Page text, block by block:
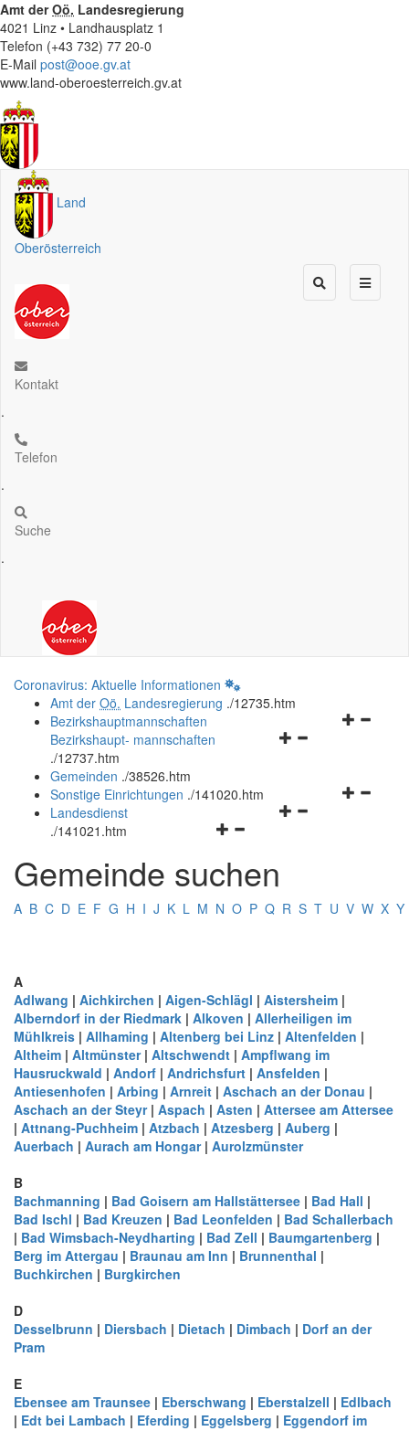
Amt derOö. Landesregierung
4021 Linz • Landhausplatz 1
Telefon (+43 732) 77 20-0
E-Mail post@ooe.gv.at
www.land-oberoesterreich.gv.at
Land
Oberösterreich
Kontakt
.
Telefon
.
Suche
.
Coronavirus: Aktuelle Informationen
Amt der Oö. Landesregierung ./12735.htm
Navigationsmenü
Bezirkshauptmannschaften
Bezirkshaupt- mannschaften
./12737.htm
Gemeinden ./38526.htm
Navigationsmenü
Sonstige Einrichtungen ./141020.htm
Navigationsmenü
und
schließen
Landesdienst
./141021.htm
Gemeinde suchen
A B C D E F G H I J K L M N O P Q R S T U V W X Y
A
Adlwang | Aichkirchen | Aigen-Schlägl | Aistersheim |
Alberndorf in der Riedmark | Alkoven | Allerheiligen im
Mühlkreis | Allhaming | Altenberg bei Linz | Altenfelden |
Altheim | Altmünster| Altschwendt | Ampflwang im
Hausruckwald | Andorf | Andrichsfurt | Ansfelden |
Antiesenhofen | Arbing | Arnreit | Aschach an der Donau |
Aschach an der Steyr| Aspach | Asten | Attersee am Attersee
| Attnang-Puchheim | Atzbach | Atzesberg | Auberg |
Auerbach | Aurach am Hongar| Aurolzmünster
B
Bachmanning | Bad Goisern am Hallstättersee | Bad Hall |
Bad Ischl | Bad Kreuzen | Bad Leonfelden | Bad Schallerbach
| Bad Wimsbach-Neydharting | Bad Zell | Baumgartenberg |
Berg im Attergau | Braunau am Inn | Brunnenthal |
Buchkirchen | Burgkirchen
D
Desselbrunn | Diersbach | Dietach | Dimbach | Dorf an der
Pram
E
Ebensee am Traunsee | Eberschwang | Eberstalzell | Edlbach
| Edt bei Lambach | Eferding | Eggelsberg | Eggendorf im